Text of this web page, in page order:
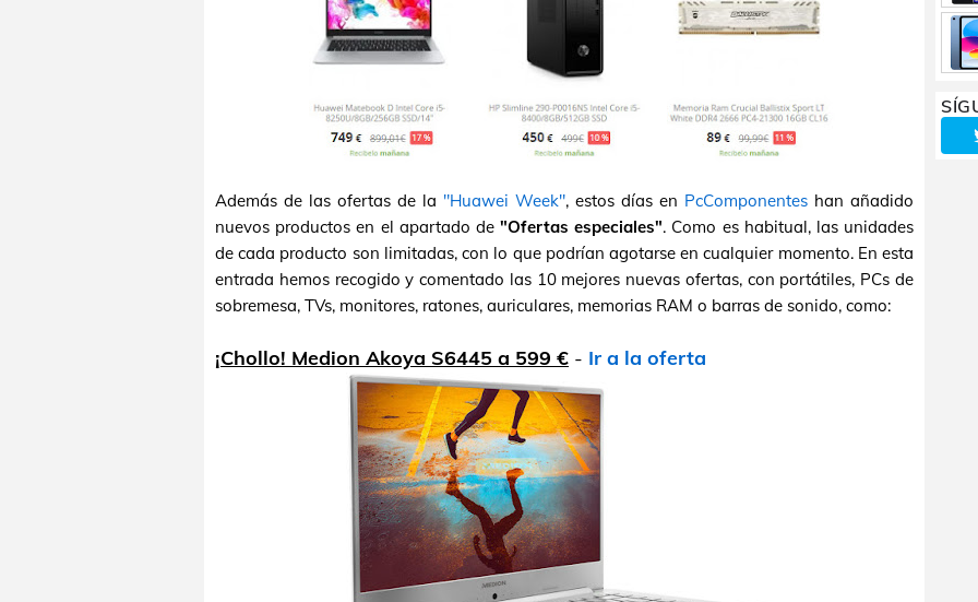
Además de las ofertas de la "Huawei Week", estos días en PcComponentes han añadido
nuevos productos en el apartado de "Ofertas especiales". Como es habitual, las unidades
de cada producto son limitadas, con lo que podrían agotarse en cualquier momento. En esta
entrada hemos recogido y comentado las 10 mejores nuevas ofertas, con portátiles, PCs de
sobremesa, TVs, monitores, ratones, auriculares, memorias RAM o barras de sonido, como:
¡Chollo! Medion Akoya S6445 a 599 € - Ir a la oferta